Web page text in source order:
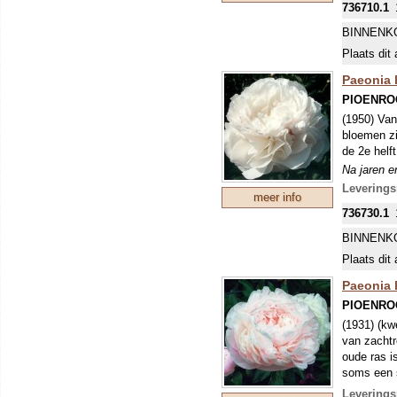
Ze
Op zand
Op
Zet
enkele
We
dus groot!
vorm.
736710.1
Plaats dit
meer info
Paeonia
(1950)
bloemen
de 2e
Na jaren
mooiste
Ze
Op klei is
Op
verplant
Zet
enkele
We
dus groot!
vorm.
we
736730.1
Plaats dit
Paeonia
(1931)
van
oude ras
soms een